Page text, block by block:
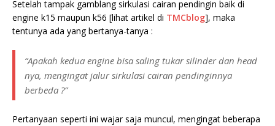
Setelah tampak gamblang sirkulasi cairan pendingin baik di
engine k15 maupun k56 [lihat artikel di TMCblog], maka
tentunya ada yang bertanya-tanya :
“Apakah kedua engine bisa saling tukar silinder dan head
nya, mengingat jalur sirkulasi cairan pendinginnya
berbeda ?”
Pertanyaan seperti ini wajar saja muncul, mengingat beberapa